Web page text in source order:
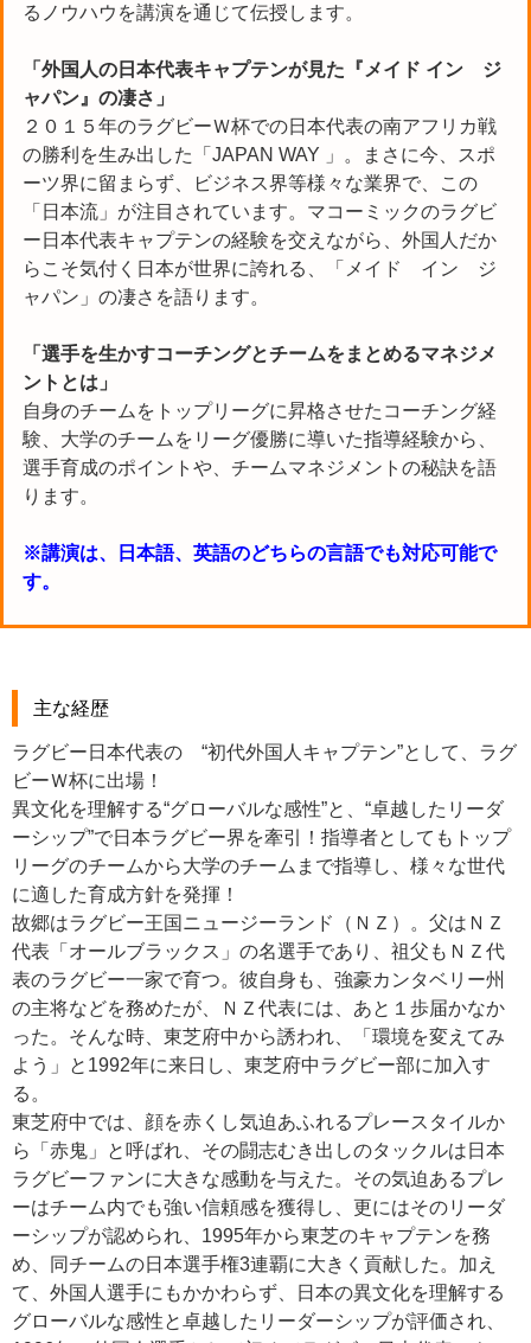
るノウハウを講演を通じて伝授します。
「外国人の日本代表キャプテンが見た『メイド イン ジ
ャパン』の凄さ」
２０１５年のラグビーＷ杯での日本代表の南アフリカ戦
の勝利を生み出した「JAPAN WAY 」。まさに今、スポ
ーツ界に留まらず、ビジネス界等様々な業界で、この
「日本流」が注目されています。マコーミックのラグビ
ー日本代表キャプテンの経験を交えながら、外国人だか
らこそ気付く日本が世界に誇れる、「メイド イン ジ
ャパン」の凄さを語ります。
「選手を生かすコーチングとチームをまとめるマネジメ
ントとは」
自身のチームをトップリーグに昇格させたコーチング経
験、大学のチームをリーグ優勝に導いた指導経験から、
選手育成のポイントや、チームマネジメントの秘訣を語
ります。
※講演は、日本語、英語のどちらの言語でも対応可能で
す。
主な経歴
ラグビー日本代表の “初代外国人キャプテン”として、ラグ
ビーＷ杯に出場！
異文化を理解する“グローバルな感性”と、“卓越したリーダ
ーシップ”で日本ラグビー界を牽引！指導者としてもトップ
リーグのチームから大学のチームまで指導し、様々な世代
に適した育成方針を発揮！
故郷はラグビー王国ニュージーランド（ＮＺ）。父はＮＺ
代表「オールブラックス」の名選手であり、祖父もＮＺ代
表のラグビー一家で育つ。彼自身も、強豪カンタベリー州
の主将などを務めたが、ＮＺ代表には、あと１歩届かなか
った。そんな時、東芝府中から誘われ、「環境を変えてみ
よう」と1992年に来日し、東芝府中ラグビー部に加入す
る。
東芝府中では、顔を赤くし気迫あふれるプレースタイルか
ら「赤鬼」と呼ばれ、その闘志むき出しのタックルは日本
ラグビーファンに大きな感動を与えた。その気迫あるプレ
ーはチーム内でも強い信頼感を獲得し、更にはそのリーダ
ーシップが認められ、1995年から東芝のキャプテンを務
め、同チームの日本選手権3連覇に大きく貢献した。加え
て、外国人選手にもかかわらず、日本の異文化を理解する
グローバルな感性と卓越したリーダーシップが評価され、